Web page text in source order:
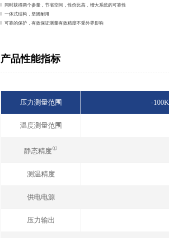
l 同时获得两个参量，节省空间，性价比高，增大系统的可靠性
l 一体式结构，坚固耐用
l 可靠的保护，有效保证测量有效精度不受外界影响
产品性能指标
压力测量范围 -
温度测量范围
静态精度①
测温精度
供电电源
压力输出